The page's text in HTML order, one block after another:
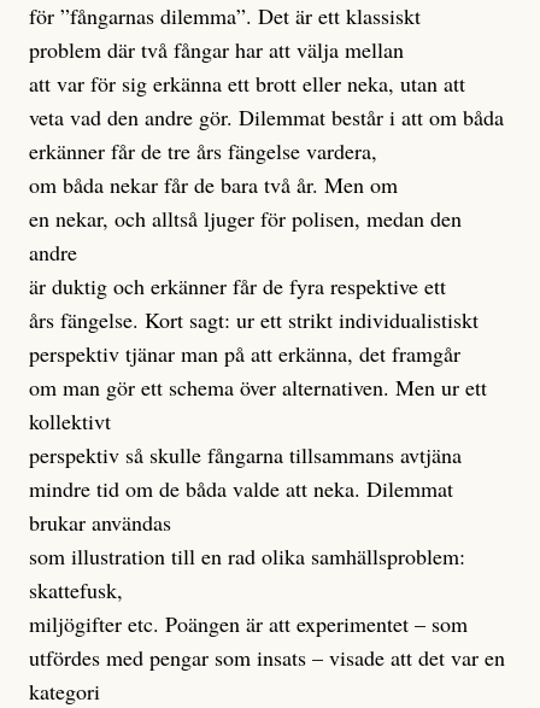
för ”fångarnas dilemma”. Det är ett klassiskt
problem där två fångar har att välja mellan
att var för sig erkänna ett brott eller neka, utan att
veta vad den andre gör. Dilemmat består i att om båda
erkänner får de tre års fängelse vardera,
om båda nekar får de bara två år. Men om
en nekar, och alltså ljuger för polisen, medan den
andre
är duktig och erkänner får de fyra respektive ett
års fängelse. Kort sagt: ur ett strikt individualistiskt
perspektiv tjänar man på att erkänna, det framgår
om man gör ett schema över alternativen. Men ur ett
kollektivt
perspektiv så skulle fångarna tillsammans avtjäna
mindre tid om de båda valde att neka. Dilemmat
brukar användas
som illustration till en rad olika samhällsproblem:
skattefusk,
miljögifter etc. Poängen är att experimentet – som
utfördes med pengar som insats – visade att det var en
kategori